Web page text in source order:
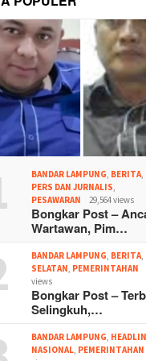
BANDAR LAMPUNG BERITA
PERS DAN JURNALIS
PESAWARAN
29,564 views
Bongkar Post –
Wartawan, Pim…
BANDAR LAMPUNG BERITA
SELATAN PEMERINTAHAN
views
Bongkar Post –
Selingkuh,…
BANDAR LAMPUNG
NASIONAL PEMERINTAHAN